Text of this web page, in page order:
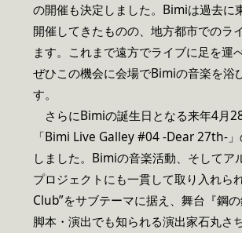
の開催も決定しました。Bimiは過去に
開催してきたものの、地方都市でのラ
ます。これまで遠方でライブに足を運
ぜひこの機会に会場でBimiの音楽を浴
す。
さらにBimiの誕生日となる来年4月
「Bimi Live Galley #04 -Dear 27th-」
しました。Bimiの音楽活動、そしてア
プロジェクトにも一貫して取り入れら
Club”をサブテーマに据え、舞台『鋼
脚本・演出でも知られる演出家石丸さ